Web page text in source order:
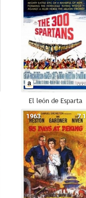
El león de Esparta
7.1
1963